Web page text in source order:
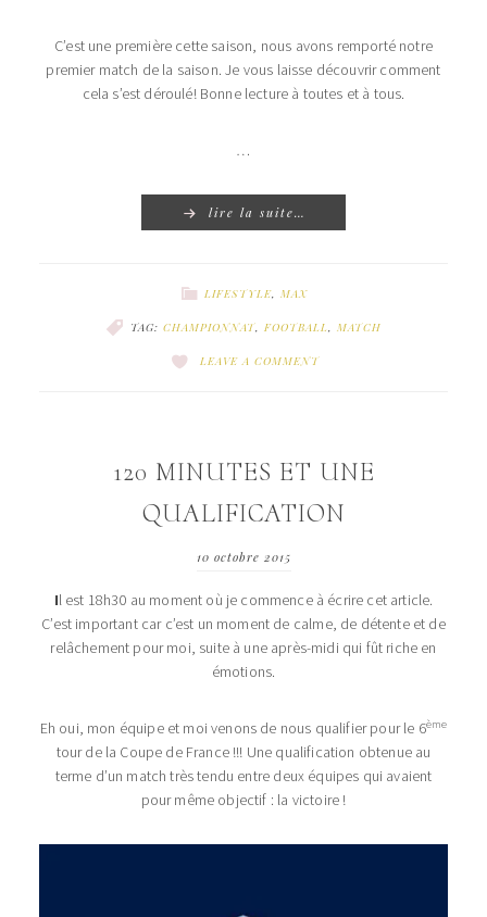
C’est une première cette saison, nous avons remporté notre
premier match de la saison. Je vous laisse découvrir comment
cela s’est déroulé! Bonne lecture à toutes et à tous.
…
lire la suite…
LIFESTYLE, MAX
TAG: CHAMPIONNAT, FOOTBALL, MATCH
LEAVE A COMMENT
120 MINUTES ET UNE
QUALIFICATION
10 octobre 2015
Il est 18h30 au moment où je commence à écrire cet article.
C’est important car c’est un moment de calme, de détente et de
relâchement pour moi, suite à une après-midi qui fût riche en
émotions.
Eh oui, mon équipe et moi venons de nous qualifier pour le 6ème
tour de la Coupe de France !!! Une qualification obtenue au
terme d’un match très tendu entre deux équipes qui avaient
pour même objectif : la victoire !